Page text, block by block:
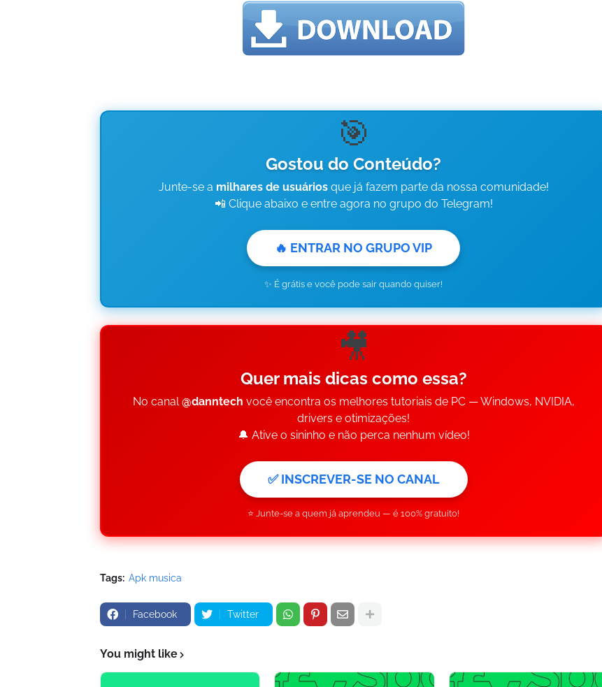
🎯
Gostou do Conteúdo?
Junte-se a milhares de usuáriosque já fazem parte da nossa comunidade!
📲 Clique abaixo e entre agora no grupo do Telegram!
🔥 ENTRAR NO GRUPO VIP
✨ É grátis e você pode sair quando quiser!
🎥
Quer mais dicas como essa?
No canal@danntech você encontra os melhores tutoriais de PC — Windows, NVIDIA,
drivers e otimizações!
🔔 Ative o sininho e não perca nenhum vídeo!
✅ INSCREVER-SE NO CANAL
⭐ Junte-se a quem já aprendeu — é 100% gratuito!
Tags: Apk musica
Facebook Twitter
You might like